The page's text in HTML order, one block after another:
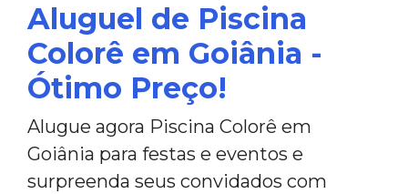
Aluguel de Piscina
Colorê em Goiânia -
Ótimo Preço!
Alugue agora Piscina Colorê em
Goiânia para festas e eventos e
surpreenda seus convidados com